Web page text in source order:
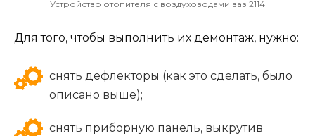
Устройство отопителя с воздуховодами ваз 2114
Для того, чтобы выполнить их демонтаж, нужно:
снять дефлекторы (как это сделать, было
описано выше);
снять приборную панель, выкрутив